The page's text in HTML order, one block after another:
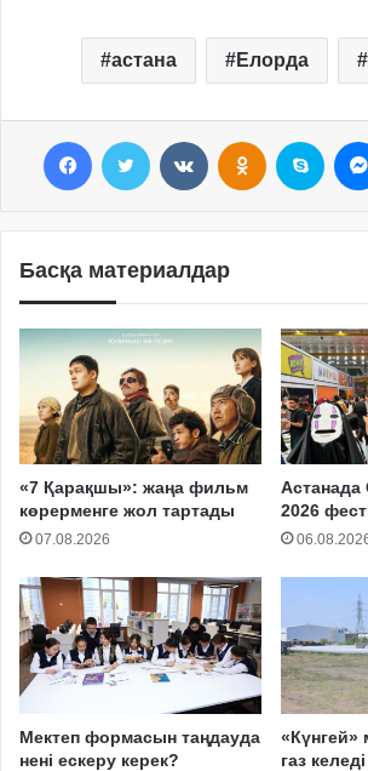
астана Елорда
Басқа материалдар
«7 Қарақшы»: жаңа фильм
көрерменге жол тартады
07.08.2026
Астанада
2026
Мектеп формасын таңдауда
нені ескеру керек?
«Күнгей»
газ келеді